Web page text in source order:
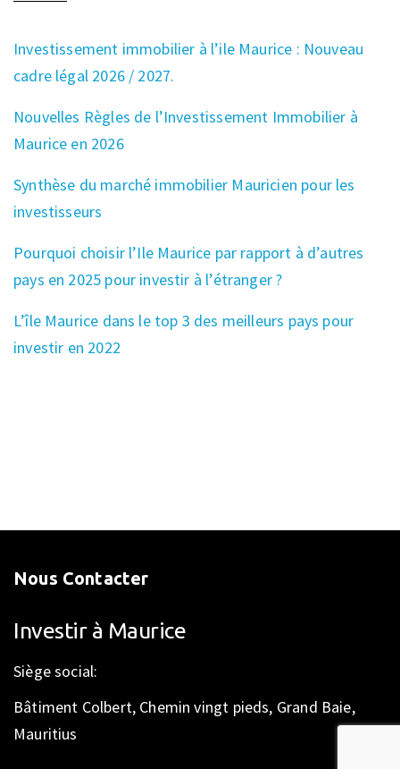
Investissement immobilier à l’ile Maurice : Nouveau
cadre légal 2026 / 2027.
Nouvelles Règles de l’Investissement Immobilier à
Maurice en 2026
Synthèse du marché immobilier Mauricien pour les
investisseurs
Pourquoi choisir l’Ile Maurice par rapport à d’autres
pays en 2025 pour investir à l’étranger ?
L’île Maurice dans le top 3 des meilleurs pays pour
investir en 2022
Nous Contacter
Investir à Maurice
Siège social:
Bâtiment Colbert, Chemin vingt pieds, Grand Baie,
Mauritius